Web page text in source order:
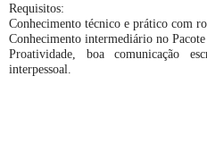
Requisitos:
Conhecimento técnico e prático com
Conhecimento intermediário no
Proatividade, boa comunicação
interpessoal.